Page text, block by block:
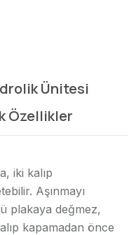
Ünitesi
Özellikler
iki kalıp
Aşınmayı
plakaya değmez,
kapamadan önce